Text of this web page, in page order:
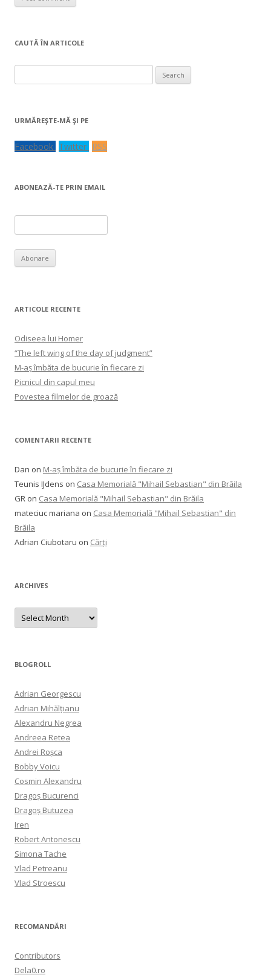
CAUTĂ ÎN ARTICOLE
for:
URMĂREŞTE-MĂ ŞI PE
Facebook Twitter RSS
ABONEAZĂ-TE PRIN EMAIL
ARTICOLE RECENTE
Odiseea lui Homer
“The left wing of the day of judgment”
M-aș îmbăta de bucurie în fiecare zi
Picnicul din capul meu
Povestea filmelor de groază
COMENTARII RECENTE
Dan on M-aș îmbăta de bucurie în fiecare zi
Teunis IJdens on Casa Memorială "Mihail Sebastian" din Brăila
GR on Casa Memorială "Mihail Sebastian" din Brăila
mateciuc mariana on Casa Memorială "Mihail Sebastian" din
Brăila
Adrian Ciubotaru on Cărți
ARCHIVES
Archives
BLOGROLL
Adrian Georgescu
Adrian Mihălțianu
Alexandru Negrea
Andreea Retea
Andrei Roșca
Bobby Voicu
Cosmin Alexandru
Dragoș Bucurenci
Dragoș Butuzea
Iren
Robert Antonescu
Simona Tache
Vlad Petreanu
Vlad Stroescu
RECOMANDĂRI
Contributors
Dela0.ro